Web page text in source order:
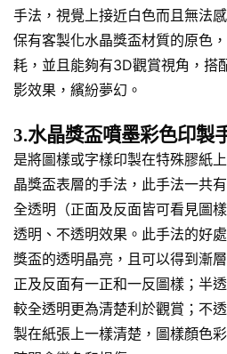
手法，視覺上接近白色而且無法
保有客製化水晶獎盃材質的原色
耗，並且能夠有3D觀賞視角，搭
影效果，繽紛夢幻。
3.水晶獎盃噴墨彩色印製
是將圖樣或字樣印製在特殊膠紙
晶獎盃表層的手法，此手法一共
全透明（正面及反面皆可看見圖
透明、不透明效果。此手法的好
獎盃的透明晶亮，且可以得到漸
正及反面有一正和一反圖樣；半
較全透明更為清楚利於觀賞；不
製在紙張上一樣清楚，圖樣顏色